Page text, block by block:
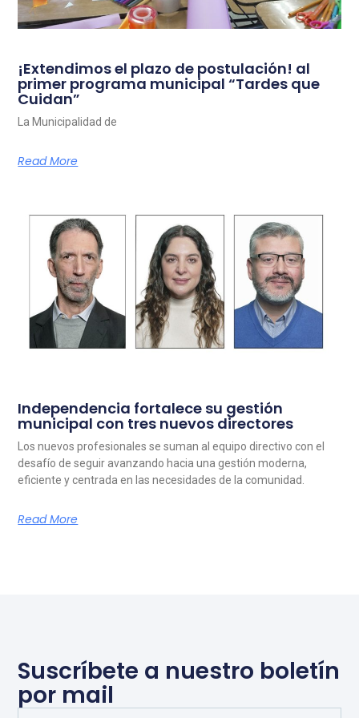
¡Extendimos el plazo de postulación! al
primer programa municipal “Tardes que
Cuidan”
La Municipalidad de
Read More
Independencia fortalece su gestión
municipal con tres nuevos directores
Los nuevos profesionales se suman al equipo directivo con el
desafío de seguir avanzando hacia una gestión moderna,
eficiente y centrada en las necesidades de la comunidad.
Read More
Suscríbete a nuestro boletín
por mail